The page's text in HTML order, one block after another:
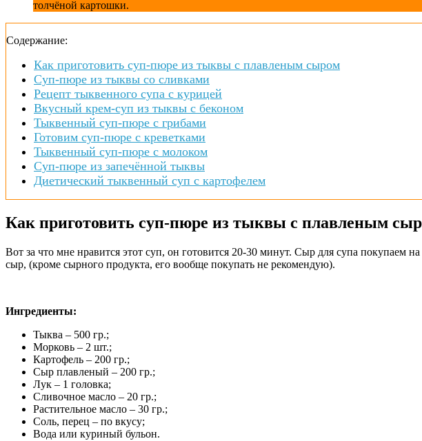
толчёной картошки.
Содержание:
Как приготовить суп-пюре из тыквы с плавленым сыром
Суп-пюре из тыквы со сливками
Рецепт тыквенного супа с курицей
Вкусный крем-суп из тыквы с беконом
Тыквенный суп-пюре с грибами
Готовим суп-пюре с креветками
Тыквенный суп-пюре с молоком
Суп-пюре из запечённой тыквы
Диетический тыквенный суп с картофелем
Как приготовить суп-пюре из тыквы с плавленым
Вот за что мне нравится этот суп, он готовится 20-30 минут. Сыр для супа покупаем
сыр, (кроме сырного продукта, его вообще покупать не рекомендую).
Ингредиенты:
Тыква – 500 гр.;
Морковь – 2 шт.;
Картофель – 200 гр.;
Сыр плавленый – 200 гр.;
Лук – 1 головка;
Сливочное масло – 20 гр.;
Растительное масло – 30 гр.;
Соль, перец – по вкусу;
Вода или куриный бульон.